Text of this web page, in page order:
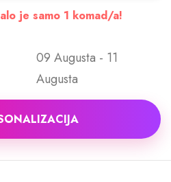
je samo 1 komad/a!
09 Augusta - 11
Augusta